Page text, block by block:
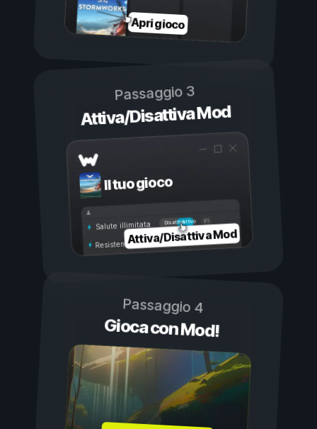
Apri gioco
Passaggio 3
Attiva/Disattiva Mod
Il tuo gioco
Attivo
Disattivo
Salute illimitata
Resistenza illimitata
Attiva/Disattiva Mod
Passaggio 4
Gioca con Mod!